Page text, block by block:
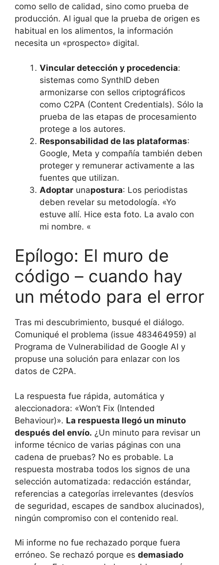
como sello de calidad, sino como prueba de
producción. Al igual que la prueba de origen es
habitual en los alimentos, la información
necesita un «prospecto» digital.
Vincular detección y procedencia:
sistemas como SynthID deben
armonizarse con sellos criptográficos
como C2PA (Content Credentials). Sólo la
prueba de las etapas de procesamiento
protege a los autores.
Responsabilidad de las plataformas:
Google, Meta y compañía también deben
proteger y remunerar activamente a las
fuentes que utilizan.
Adoptar unapostura: Los periodistas
deben revelar su metodología. «Yo
estuve allí. Hice esta foto. La avalo con
mi nombre. «
Epílogo: El muro de
código – cuando hay
un método para el error
Tras mi descubrimiento, busqué el diálogo.
Comuniqué el problema (issue 483464959) al
Programa de Vulnerabilidad de Google AI y
propuse una solución para enlazar con los
datos de C2PA.
La respuesta fue rápida, automática y
aleccionadora: «Won’t Fix (Intended
Behaviour)». La respuesta llegó un minuto
después del envío. ¿Un minuto para revisar un
informe técnico de varias páginas con una
cadena de pruebas? No es probable. La
respuesta mostraba todos los signos de una
selección automatizada: redacción estándar,
referencias a categorías irrelevantes (desvíos
de seguridad, escapes de sandbox alucinados),
ningún compromiso con el contenido real.
Mi informe no fue rechazado porque fuera
erróneo. Se rechazó porque es demasiado